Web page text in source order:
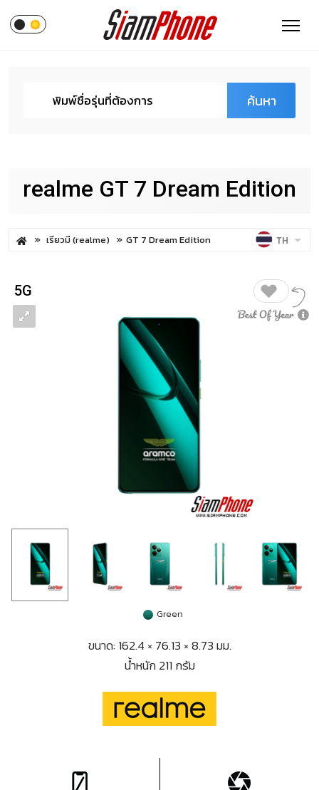
ค้นหา
realme GT 7 Dream Edition
เรียวมี (realme) GT 7 Dream Edition TH
5G
Green
ขนาด: 162.4 × 76.13 × 8.73 มม.
น้ำหนัก 211 กรัม